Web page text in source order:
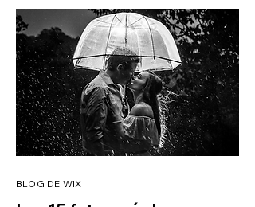
BLOG DE WIX